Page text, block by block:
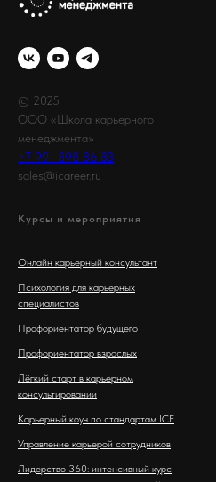
© 2025
ООО «Школа карьерного
менеджмента»
+7 991 898 86 83
sales@icareer.ru
Курсы и мероприятия
Онлайн карьерный консультант
Психология для карьерных
специалистов
Профориентатор будущего
Профориентатор взрослых
Лёгкий старт в карьерном
консультировании
Карьерный коуч по стандартам ICF
Управление карьерой сотрудников
Лидерство 360: интенсивный курс